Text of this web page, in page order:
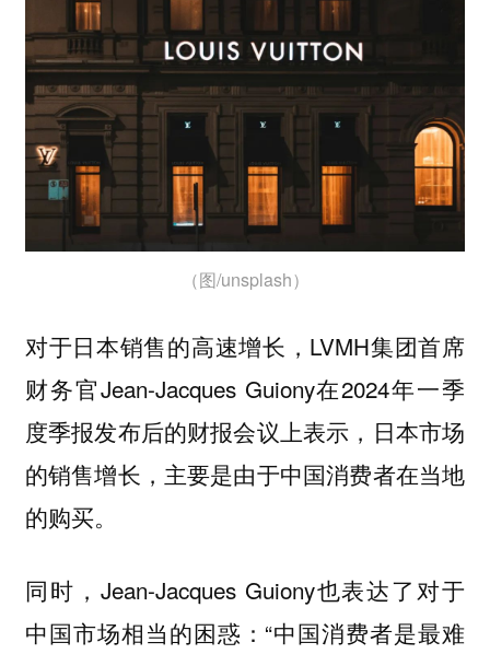
（图/unsplash）
对于日本销售的高速增长，LVMH集团首席
财务官Jean-Jacques Guiony在2024年一季
度季报发布后的财报会议上表示，日本市场
的销售增长，主要是由于中国消费者在当地
的购买。
同时，Jean-Jacques Guiony也表达了对于
中国市场相当的困惑：“中国消费者是最难